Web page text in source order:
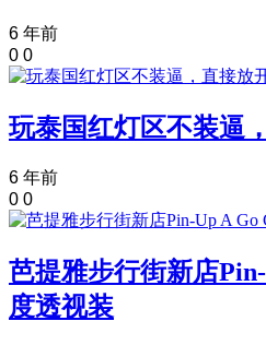
6 年前
0 0
玩泰国红灯区不装逼
6 年前
0 0
芭提雅步行街新店
度透视装